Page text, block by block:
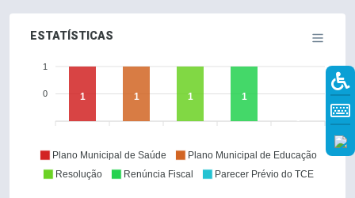
ESTATÍSTICAS
1
0 1 1 1
1
Plano Municipal de Saúde
Plano Municipal de Educação
Resolução
Renúncia Fiscal Parecer Prévio do TCE